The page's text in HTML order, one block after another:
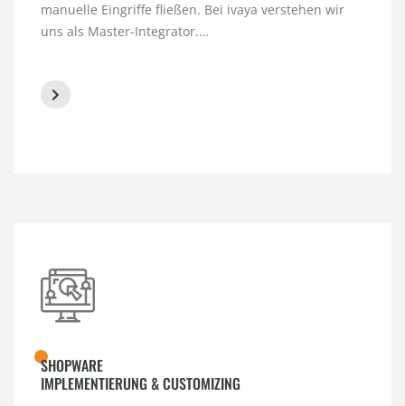
manuelle Eingriffe fließen. Bei ivaya verstehen wir
uns als Master-Integrator.…
SHOPWARE
IMPLEMENTIERUNG & CUSTOMIZING